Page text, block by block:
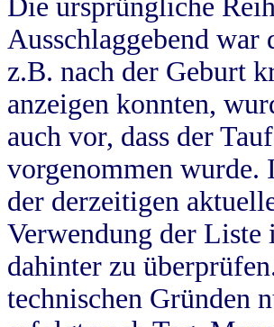
Die ursprüngliche
Ausschlaggebend
z.B. nach der Geburt
anzeigen konnten,
auch vor, dass der
vorgenommen wurde.
der derzeitigen
Verwendung der
dahinter zu
technischen Gründen